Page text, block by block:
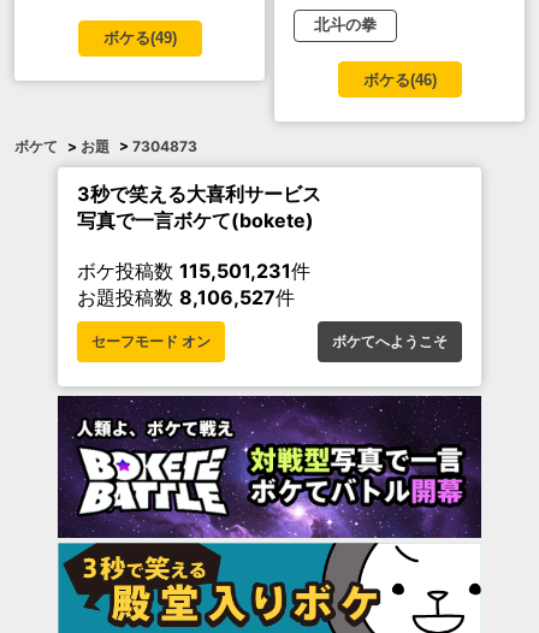
ボケる(49)
北斗の拳
ボケる(46)
ボケて > お題 > 7304873
3秒で笑える大喜利サービス
写真で一言ボケて(bokete)
ボケ投稿数 115,501,231件
お題投稿数 8,106,527件
セーフモード オン ボケてへようこそ